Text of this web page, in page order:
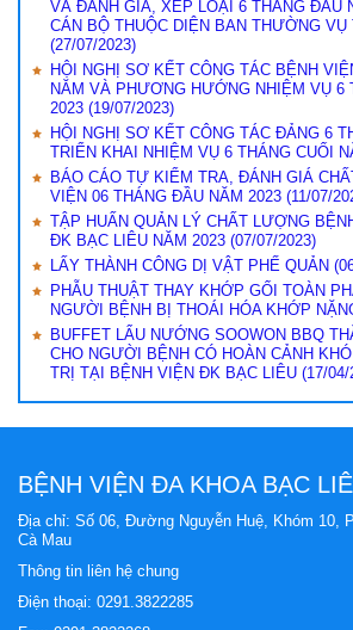
VÀ ĐÁNH GIÁ, XẾP LOẠI 6 THÁNG ĐẦU
CÁN BỘ THUỘC DIỆN BAN THƯỜNG VỤ
(27/07/2023)
HỘI NGHỊ SƠ KẾT CÔNG TÁC BỆNH
NĂM VÀ PHƯƠNG HƯỚNG NHIỆM VỤ 6
2023 (19/07/2023)
HỘI NGHỊ SƠ KẾT CÔNG TÁC ĐẢNG 6
TRIỂN KHAI NHIỆM VỤ 6 THÁNG CUỐI
BÁO CÁO TỰ KIỂM TRA, ĐÁNH GIÁ
VIỆN 06 THÁNG ĐẦU NĂM 2023 (11/07/
TẬP HUẤN QUẢN LÝ CHẤT LƯỢNG
ĐK BẠC LIÊU NĂM 2023 (07/07/2023)
LẤY THÀNH CÔNG DỊ VẬT PHẾ QUẢN
PHẪU THUẬT THAY KHỚP GỐI TOÀN
NGƯỜI BỆNH BỊ THOÁI HÓA KHỚP
BUFFET LẨU NƯỚNG SOOWON BBQ
CHO NGƯỜI BỆNH CÓ HOÀN CẢNH
TRỊ TẠI BỆNH VIỆN ĐK BẠC LIÊU (17/04/
BỆNH VIỆN ĐA KHOA BẠC
Địa chỉ: Số 06, Đường Nguyễn Huệ, Khóm 10,
Cà Mau
Thông tin liên hệ chung
Điện thoại: 0291.3822285